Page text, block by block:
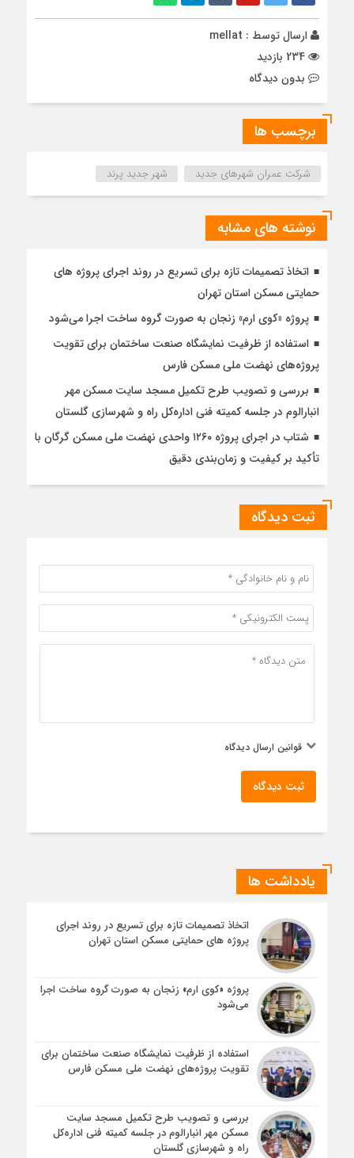
ارسال توسط : mellat
بدون دیدگاه
برچسب ها
شرکت عمران شهرهای جدید شهر جدید پرند
نوشته های مشابه
اتخاذ تصمیمات تازه برای تسریع در روند اجرای پروژه های
حمایتی مسکن استان تهران
پروژه «کوی ارم» زنجان به صورت گروه ساخت اجرا می‌شود
استفاده از ظرفیت نمایشگاه صنعت ساختمان برای تقویت
پروژه‌های نهضت ملی مسکن فارس
بررسی و تصویب طرح تکمیل مسجد سایت مسکن مهر
انبارالوم در جلسه کمیته فنی اداره‌کل راه و شهرسازی گلستان
شتاب در اجرای پروژه ۱۲۶۰ واحدی نهضت ملی مسکن گرگان با
تأکید بر کیفیت و زمان‌بندی دقیق
ثبت دیدگاه
قوانین ارسال دیدگاه
ثبت دیدگاه
یادداشت ها
اتخاذ تصمیمات تازه برای تسریع در روند اجرای
پروژه های حمایتی مسکن استان تهران
پروژه «کوی ارم» زنجان به صورت گروه ساخت اجرا
می‌شود
استفاده از ظرفیت نمایشگاه صنعت ساختمان برای
تقویت پروژه‌های نهضت ملی مسکن فارس
بررسی و تصویب طرح تکمیل مسجد سایت
مسکن مهر انبارالوم در جلسه کمیته فنی اداره‌کل
راه و شهرسازی گلستان